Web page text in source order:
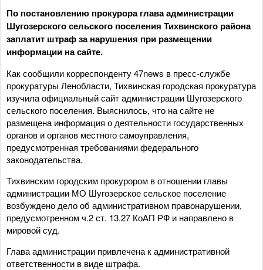
По постановлению прокурора глава администрации
Шугозерского сельского поселения Тихвинского района
заплатит штраф за нарушения при размещении
информации на сайте.
Как сообщили корреспонденту 47news в пресс-службе
прокуратуры Ленобласти, Тихвинская городская прокуратура
изучила официальный сайт администрации Шугозерского
сельского поселения. Выяснилось, что на сайте не
размещена информация о деятельности государственных
органов и органов местного самоуправления,
предусмотренная требованиями федерального
законодательства.
Тихвинским городским прокурором в отношении главы
администрации МО Шугозерское сельское поселение
возбуждено дело об административном правонарушении,
предусмотренном ч.2 ст. 13.27 КоАП РФ и направлено в
мировой суд.
Глава администрации привлечена к административной
ответственности в виде штрафа.